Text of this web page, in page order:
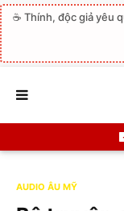
☕ Thính, độc giả yêu
AUDIO ÂU MỸ